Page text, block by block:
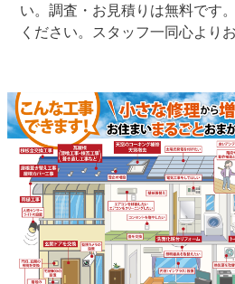
い。調査・お見積りは無料です
ください。スタッフ一同心より